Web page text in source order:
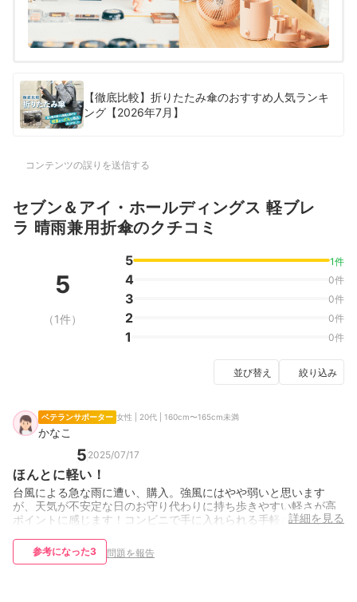
【徹底比較】折りたたみ傘のおすすめ人気ランキ
ング【2026年7月】
コンテンツの誤りを送信する
セブン＆アイ・ホールディングス 軽ブレ
ラ 晴雨兼用折傘のクチコミ
5
（1件）
5 1件
4 0件
3 0件
2 0件
1 0件
並び替え 絞り込み
ベテランサポーター 女性 | 20代 | 160cm〜165cm未満
かなこ
5 2025/07/17
ほんとに軽い！
台風による急な雨に遭い、購入。強風にはやや弱いと思います
が、天気が不安定な日のお守り代わりに持ち歩きやすい軽さが高
ポイントに感じます！コンビニで手に入れられる手軽さも良い！
詳細を見る
参考になった3 問題を報告